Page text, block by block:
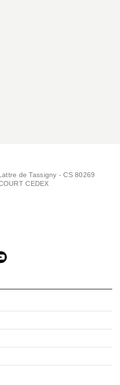
de Tassigny - CS 80269
CEDEX